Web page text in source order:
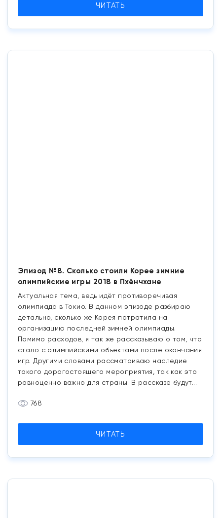
ЧИТАТЬ
Эпизод №8. Сколько стоили Корее зимние
олимпийские игры 2018 в Пхёнчхане
Актуальная тема, ведь идёт противоречивая
олимпиада в Токио. В данном эпизоде разбираю
детально, сколько же Корея потратила на
организацию последней зимней олимпиады.
Помимо расходов, я так же рассказываю о том, что
стало с олимпийскими объектами после окончания
игр. Другими словами рассматриваю наследие
такого дорогостоящего мероприятия, так как это
равноценно важно для страны. В рассказе будут...
768
ЧИТАТЬ